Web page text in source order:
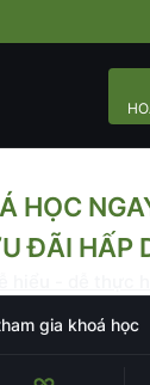
HỌC
ĐÃI HẤP
gia khoá học